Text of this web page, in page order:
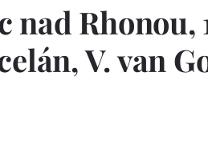
nad Rhonou,
V. van